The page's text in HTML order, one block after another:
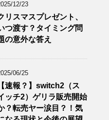
12/23
リスマスプレゼント、
つ渡す？タイミング問
の意外な答え
06/25
【速報？】switch2（ス
ッチ2）ゲリラ販売開始
？転売ヤー涙目？！気